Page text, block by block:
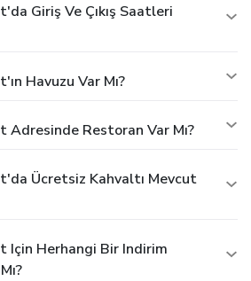
Giriş Ve Çıkış Saatleri
Havuzu Var Mı?
Restoran Var Mı?
Ücretsiz Kahvaltı Mevcut
Için Herhangi Bir Indirim